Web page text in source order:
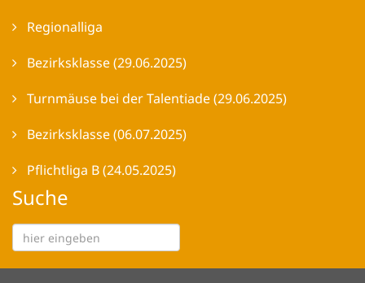
Regionalliga
Bezirksklasse (29.06.2025)
Turnmäuse bei der Talentiade (29.06.2025)
Bezirksklasse (06.07.2025)
Pflichtliga B (24.05.2025)
Suche